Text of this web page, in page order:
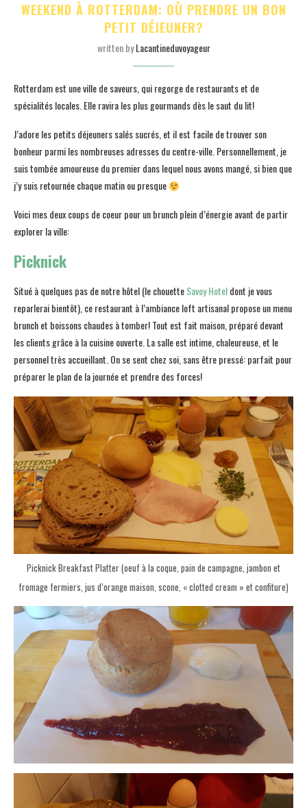
WEEKEND À ROTTERDAM: OÙ PRENDRE UN BON
PETIT DÉJEUNER?
written byLacantineduvoyageur
Rotterdam est une ville de saveurs, qui regorge de restaurants et de
spécialités locales. Elle ravira les plus gourmands dès le saut du lit!
J’adore les petits déjeuners salés sucrés, et il est facile de trouver son
bonheur parmi les nombreuses adresses du centre-ville. Personnellement, je
suis tombée amoureuse du premier dans lequel nous avons mangé, si bien que
j’y suis retournée chaque matin ou presque
Voici mes deux coups de coeur pour un brunch plein d’énergie avant de partir
explorer la ville:
Picknick
Situé à quelques pas de notre hôtel (le chouetteSavoy Hoteldont je vous
reparlerai bientôt), ce restaurant à l’ambiance loft artisanal propose un menu
brunch et boissons chaudes à tomber! Tout est fait maison, préparé devant
les clients grâce à la cuisine ouverte. La salle est intime, chaleureuse, et le
personnel très accueillant. On se sent chez soi, sans être pressé: parfait pour
préparer le plan de la journée et prendre des forces!
Picknick Breakfast Platter (oeuf à la coque, pain de campagne, jambon et
fromage fermiers, jus d’orange maison, scone, « clotted cream » et confiture)